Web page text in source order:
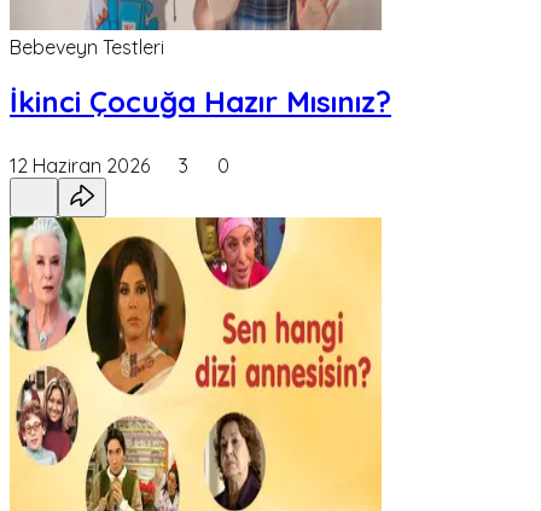
Bebeveyn Testleri
İkinci Çocuğa Hazır Mısınız?
12 Haziran 2026 3 0